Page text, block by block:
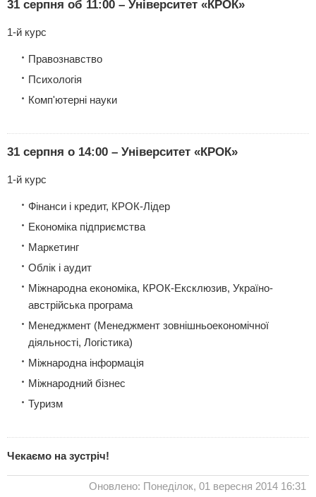
31 серпня об 11:00 – Університет «КРОК»
1-й курс
Правознавство
Психологія
Комп'ютерні науки
31 серпня о 14:00 – Університет «КРОК»
1-й курс
Фінанси і кредит, КРОК-Лідер
Економіка підприємства
Маркетинг
Облік і аудит
Міжнародна економіка, КРОК-Ексклюзив, Україно-
австрійська програма
Менеджмент (Менеджмент зовнішньоекономічної
діяльності, Логістика)
Міжнародна інформація
Міжнародний бізнес
Туризм
Чекаємо на зустріч!
Оновлено: Понеділок, 01 вересня 2014 16:31